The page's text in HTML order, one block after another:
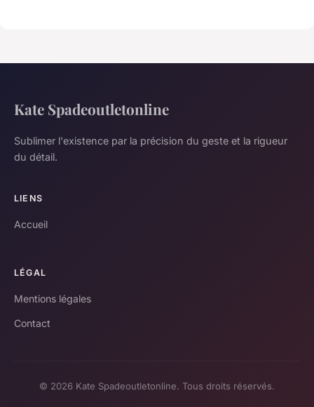
Kate Spadeoutletonline
Sublimer l'existence par la précision du geste et la rigueur
du détail.
LIENS
Accueil
LÉGAL
Mentions légales
Contact
© 2026 Kate Spadeoutletonline. Tous droits réservés.